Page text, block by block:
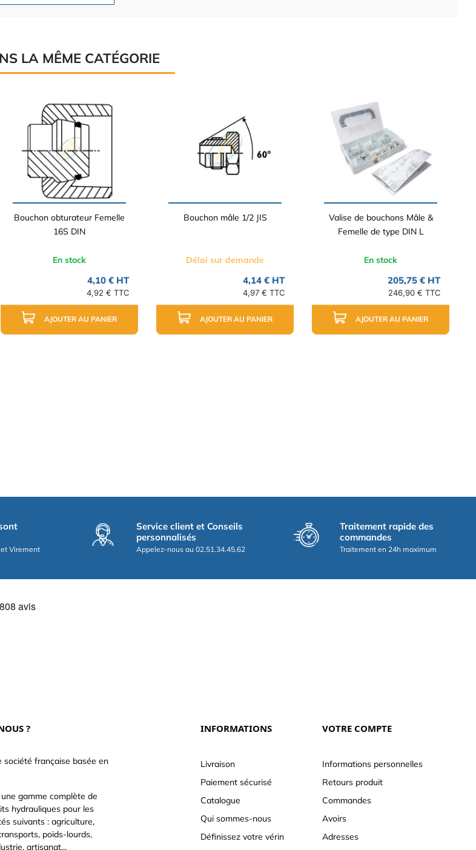
LA MÊME CATÉGORIE
Bouchon obturateur Femelle
16S DIN
En stock
4,10 € HT
4,92 € TTC
AJOUTER AU PANIER
Bouchon mâle 1/2 JIS
Délai sur demande
4,14 € HT
4,97 € TTC
AJOUTER AU PANIER
Valise de bouchons Mâle &
Femelle de type DIN L
En stock
205,75 € HT
246,90 € TTC
AJOUTER AU PANIER
Virement
Service client et Conseils
personnalisés
Appelez-nous au 02.51.34.45.62
Traitement rapide des
commandes
Traitement en 24h maximum
?
société française basée en
gamme complète de
hydrauliques pour les
suivants : agriculture,
poids-lourds,
artisanat...
INFORMATIONS
Livraison
Paiement sécurisé
Catalogue
Qui sommes-nous
Définissez votre vérin
VOTRE COMPTE
Informations personnelles
Retours produit
Commandes
Avoirs
Adresses